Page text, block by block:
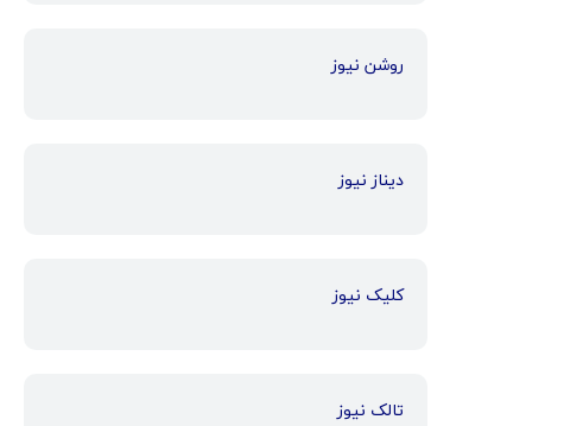
روشن نیوز
دیناز نیوز
کلیک نیوز
تالک نیوز